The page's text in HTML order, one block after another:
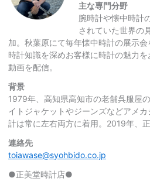
主な専門分野
腕時計や懐中時計
されていた世界の
加。秋葉原にて毎年懐中時計の展示会
時計知識を深めお客様に時計の魅力
動画を配信。
背景
1979年、高知県高知市の老舗呉服屋
イトジャケットやジーンズなどアメ
計は常に左右両方に着用。2019年、
連絡先
toiawase@syohbido.co.jp
●正美堂時計店●